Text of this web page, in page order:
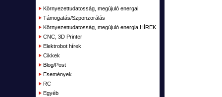
Plusz
Kifutott termékek
Garázs
Környezettudatosság, megújuló energai
Támogatás/Szponzorálás
Környezettudatosság, megújuló energia HÍREK
CNC, 3D Printer
Elektrobot hírek
Cikkek
Blog/Post
Események
RC
Egyéb